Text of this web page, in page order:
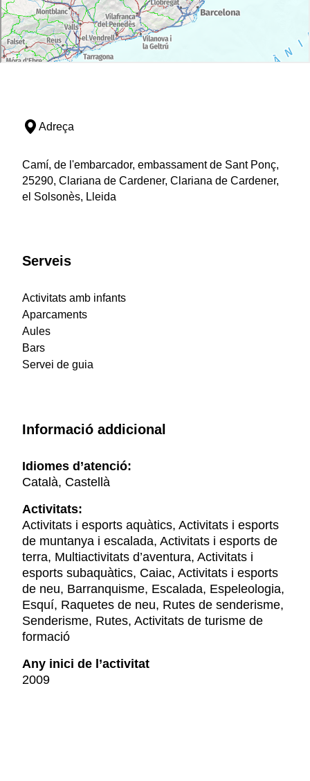
Adreça
Camí, de l'embarcador, embassament de Sant Ponç,
25290, Clariana de Cardener, Clariana de Cardener,
el Solsonès, Lleida
Serveis
Activitats amb infants
Aparcaments
Aules
Bars
Servei de guia
Informació addicional
Idiomes d’atenció:
Català, Castellà
Activitats:
Activitats i esports aquàtics, Activitats i esports
de muntanya i escalada, Activitats i esports de
terra, Multiactivitats d’aventura, Activitats i
esports subaquàtics, Caiac, Activitats i esports
de neu, Barranquisme, Escalada, Espeleologia,
Esquí, Raquetes de neu, Rutes de senderisme,
Senderisme, Rutes, Activitats de turisme de
formació
Any inici de l’activitat
2009